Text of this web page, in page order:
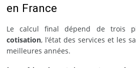
en France
Le calcul final dépend de trois
cotisation, l’état des services et les
meilleures années.